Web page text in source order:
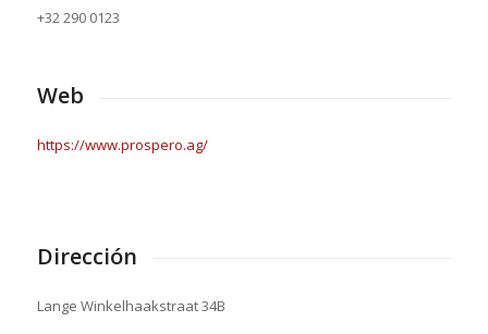
+32 290 0123
Web
https://www.prospero.ag/
Dirección
Lange Winkelhaakstraat 34B